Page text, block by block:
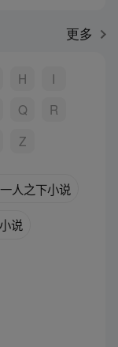
更多
H
I
Q
R
Z
人之下小说
说